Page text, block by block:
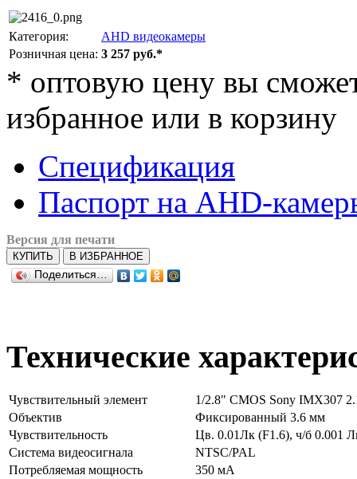
Категория:
AHD видеокамеры
Розничная цена: 3 257 руб.*
* оптовую цену вы
избранное или в корзину
Спецификация
Паспорт на AHD-
Версия для печати
КУПИТЬ
В ИЗБРАННОЕ
Поделиться…
Технические
Чувствительный элемент
1/2.8" CMOS Sony IMX307
Объектив
Фиксированный 3.6 мм
Чувствительность
Цв. 0.01Лк (F1.6), ч/б 0.001
Система видеосигнала
NTSC/PAL
Потребляемая мощность
350 мА